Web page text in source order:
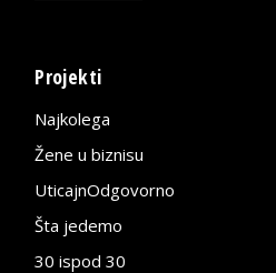
Projekti
Najkolega
Žene u biznisu
UticajnOdgovorno
Šta jedemo
30 ispod 30